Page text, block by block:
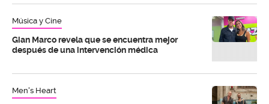
Música y Cine
Gian Marco revela que se encuentra mejor
después de una intervención médica
Men's Heart